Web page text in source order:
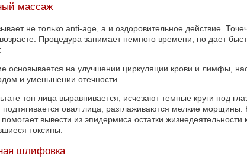
массаж
не только anti-age, а и оздоровительное действие.
Процедура занимает немного времени, но дает
основывается на улучшении циркуляции крови и лимфы,
и уменьшении отечности.
тон лица выравнивается, исчезают темные круги под
овал лица, разглаживаются мелкие морщины.
вывести из эпидермиса остатки жизнедеятельности
токсины.
шлифовка